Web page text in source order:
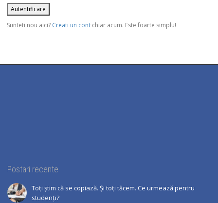
Sunteti nou aici? Creati un cont chiar acum. Este foarte simplu!
Postari recente
Toți știm că se copiază. Și toți tăcem. Ce urmează pentru
studenți?